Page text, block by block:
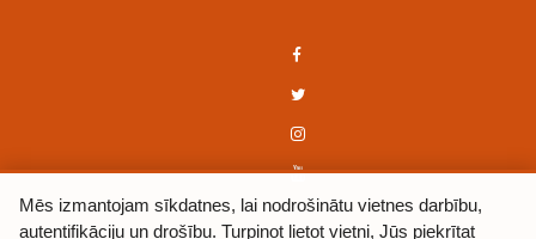
Mēs izmantojam sīkdatnes, lai nodrošinātu vietnes darbību,
autentifikāciju un drošību. Turpinot lietot vietni, Jūs piekrītat